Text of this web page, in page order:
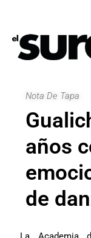
contenido
Nota De Tapa
años
de
entradas